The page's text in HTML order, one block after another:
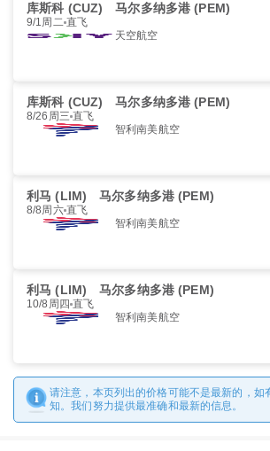
库斯科 (CUZ) 马尔多纳多港 (PEM)
9/1周二 直飞
天空航空
库斯科 (CUZ) 马尔多纳多港 (PEM)
8/26周三 直飞
智利南美航空
利马 (LIM) 马尔多纳多港 (PEM)
8/8周六 直飞
智利南美航空
利马 (LIM) 马尔多纳多港 (PEM)
10/8周四 直飞
智利南美航空
请注意，本页列出的价格可能不是最新的，如
知。我们努力提供最准确和最新的信息。